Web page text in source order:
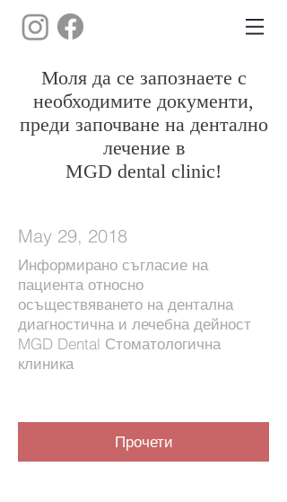
Моля да се запознаете с
необходимите документи,
преди започване на дентално
лечение в
MGD dental clinic!
May 29, 2018
Информирано съгласие на
пациента относно
осъществяването на дентална
диагностична и лечебна дейност
MGD Dental Стоматологична
клиника
Прочети